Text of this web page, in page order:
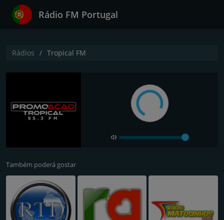
Rádio FM Portugal
Rádios Tropical FM
Também poderá gostar